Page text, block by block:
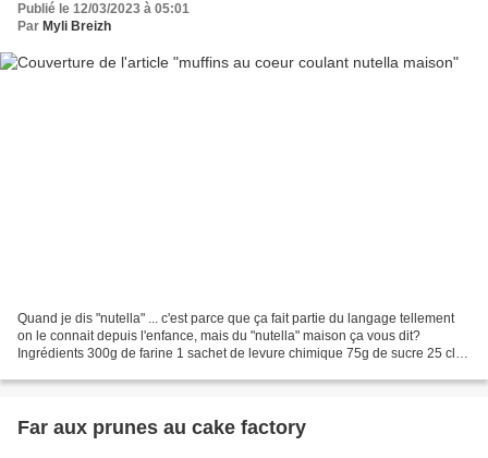
Publié le 12/03/2023 à 05:01
Par Myli Breizh
Quand je dis "nutella" ... c'est parce que ça fait partie du langage tellement
on le connait depuis l'enfance, mais du "nutella" maison ça vous dit?
Ingrédients 300g de farine 1 sachet de levure chimique 75g de sucre 25 cl
Far aux prunes au cake factory